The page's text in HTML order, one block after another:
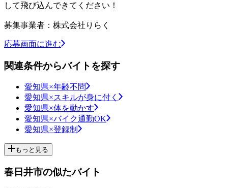
して飛び込んできてください！
募集事業者：株式会社りらく
応募画面に進む
関連条件からバイトを探す
愛知県×年齢不問
愛知県×スキルが身に付く
愛知県×体を動かす
愛知県×バイク通勤OK
愛知県×登録制
もっと見る
春日井市の似たバイト